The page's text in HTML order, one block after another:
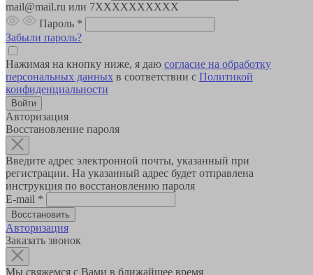
mail@mail.ru или 7XXXXXXXXXX
Пароль *
Забыли пароль?
Нажимая на кнопку ниже, я даю согласие на обработку
персональных данных в соответствии с Политикой
конфиденциальности
Авторизация
Восстановление пароля
Введите адрес электронной почты, указанный при
регистрации. На указанный адрес будет отправлена
инструкция по восстановлению пароля
E-mail *
Авторизация
Заказать звонок
Мы свяжемся с Вами в ближайшее время